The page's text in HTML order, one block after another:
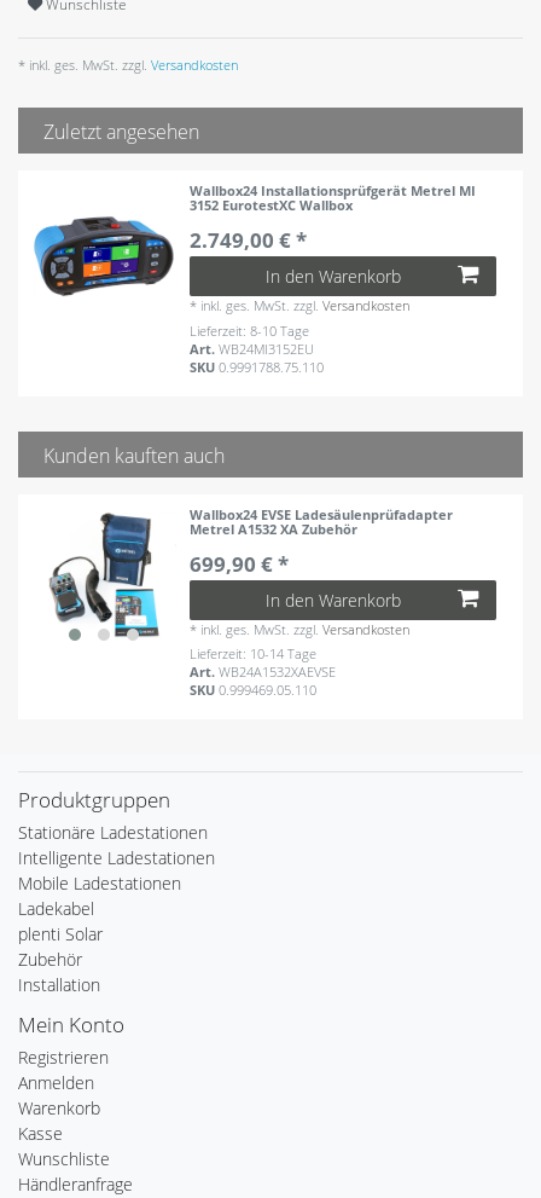
* inkl. ges. MwSt. zzgl. Versandkosten
Zuletzt angesehen
Wallbox24 Installationsprüfgerät Metrel MI
3152 EurotestXC Wallbox
2.749,00 € *
In den Warenkorb
* inkl. ges. MwSt. zzgl.Versandkosten
Lieferzeit: 8-10 Tage
Art.WB24MI3152EU
SKU0.9991788.75.110
Kunden kauften auch
Wallbox24 EVSE Ladesäulenprüfadapter
Metrel A1532 XA Zubehör
699,90 € *
In den Warenkorb
* inkl. ges. MwSt. zzgl.Versandkosten
Lieferzeit: 10-14 Tage
Art.WB24A1532XAEVSE
SKU0.999469.05.110
Produktgruppen
Stationäre Ladestationen
Intelligente Ladestationen
Mobile Ladestationen
Ladekabel
plenti Solar
Zubehör
Installation
Mein Konto
Registrieren
Anmelden
Warenkorb
Kasse
Wunschliste
Händleranfrage